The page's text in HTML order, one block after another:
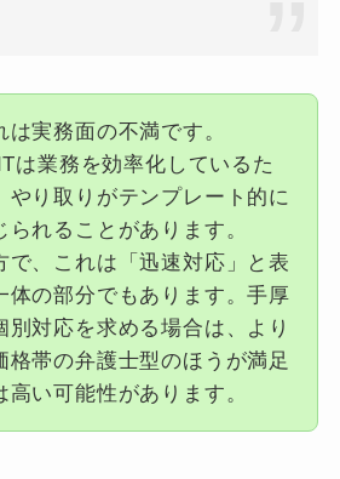
は実務面の不満です。
は業務を効率化しているた
やり取りがテンプレート的に
られることがあります。
で、これは「迅速対応」と表
体の部分でもあります。手厚
別対応を求める場合は、より
格帯の弁護士型のほうが満足
高い可能性があります。